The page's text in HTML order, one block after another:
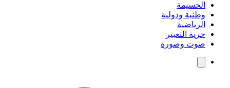
الحسيمة
وطنية ودولية
الرياضية
حرية التعبير
صوت وصورة